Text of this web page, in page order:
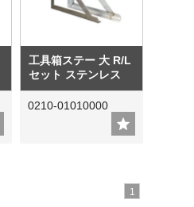
工具箱ステー 大 R/L
セット ステンレス
0210-01010000
1